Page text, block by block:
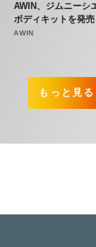
AWIN、ジムニー
ボディキットを発売
AWIN
もっと見る